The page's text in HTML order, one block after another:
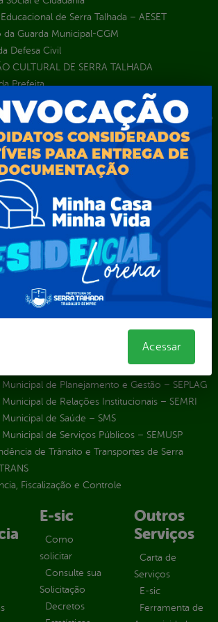
de Serra Talhada – AESET
Guarda Municipal-CGM
Defesa Civil
CULTURAL DE SERRA TALHADA
Prefeita
Vice-Prefeito
Previdência Própria dos Servidores Públicos do
Serra Talhada-IPPS
Geral do Município
de Comunicação Social e Audiovisual
de Desenvolvimento Econômico e Turismo
de Iluminação Pública e Energia Elétrica
Municipal da Mulher – SEMU
Municipal de Administração – SAD
Municipal de Agricultura e Recursos Hídricos –
de Agricultura Familiar – SEMAF
Municipal de Educação – SEST
Municipal de Esporte e Lazer – SEMEL
Municipal de Finanças – SECFIN
de Governo – SEGOV
Municipal de Planejamento e Gestão – SEPLAG
Municipal de Relações Institucionais – SEMRI
Municipal de Saúde – SMS
Municipal de Serviços Públicos – SEMUSP
de Trânsito e Transportes de Serra
Fiscalização e Controle
E-sic
Como
solicitar
Consulte sua
Solicitação
Decretos
Outros
Serviços
Carta de
Serviços
E-sic
Ferramenta de
Acessar